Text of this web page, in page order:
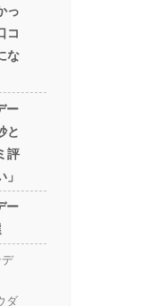
っ
コ
な
ー
と
評
ー
ダ